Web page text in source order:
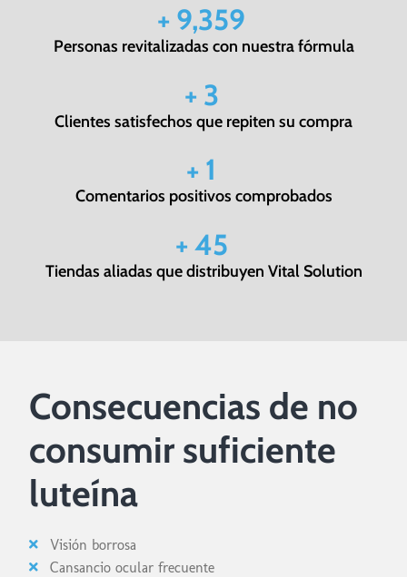
+10,000
Personas revitalizadas con nuestra fórmula
+3.5
Clientes satisfechos que repiten su compra
+1.2
Comentarios positivos comprobados
+ 50
Tiendas aliadas que distribuyen Vital Solution
Consecuencias de no
consumir suficiente
luteína
Visión borrosa
Cansancio ocular frecuente